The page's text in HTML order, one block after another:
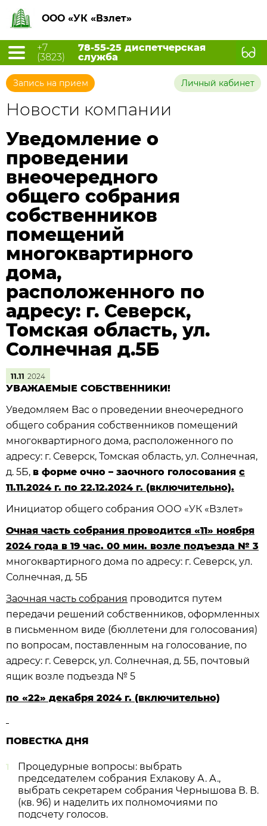
ООО «УК «Взлет»
+7
(3823)
78-55-25 диспетчерская
служба
Запись на прием Личный кабинет
Новости компании
Уведомление о
проведении
внеочередного
общего собрания
собственников
помещений
многоквартирного
дома,
расположенного по
адресу: г. Северск,
Томская область, ул.
Солнечная д.5Б
11.11 2024
УВАЖАЕМЫЕ СОБСТВЕННИКИ!
Уведомляем Вас о проведении внеочередного
общего собрания собственников помещений
многоквартирного дома, расположенного по
адресу: г. Северск, Томская область, ул. Солнечная,
д. 5Б, в форме очно – заочного голосования с
11.11.2024 г. по 22.12.2024 г. (включительно).
Инициатор общего собрания ООО «УК «Взлет»
Очная часть собрания проводится «11» ноября
2024 года в 19 час. 00 мин. возле подъезда № 3
многоквартирного дома по адресу: г. Северск, ул.
Солнечная, д. 5Б
Заочная часть собрания проводится путем
передачи решений собственников, оформленных
в письменном виде (бюллетени для голосования)
по вопросам, поставленным на голосование, по
адресу: г. Северск, ул. Солнечная, д. 5Б, почтовый
ящик возле подъезда № 5
по «22» декабря 2024 г. (включительно)
ПОВЕСТКА ДНЯ
Процедурные вопросы: выбрать
председателем собрания Ехлакову А. А.,
выбрать секретарем собрания Чернышова В. В.
(кв. 96) и наделить их полномочиями по
подсчету голосов.